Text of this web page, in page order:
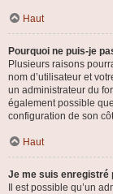
Haut
Pourquoi ne puis-je
Plusieurs raisons
nom d’utilisateur et
un administrateur du
également possible
configuration de son
Haut
Je me suis enregistré
Il est possible qu’un